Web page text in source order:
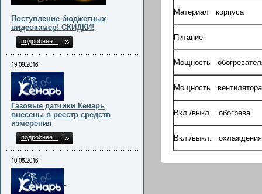
Материал корпуса
Питание
Мощность
Мощность вентилятора
Вкл./выкл. обогрева
Вкл./выкл. охлаждения
Поступление бюджетных
видеокамер! СКИДКИ!
подробнее...
19.09.2016
Газовые датчики Кенарь
внесены в реестр средств
измерения
подробнее...
10.05.2016